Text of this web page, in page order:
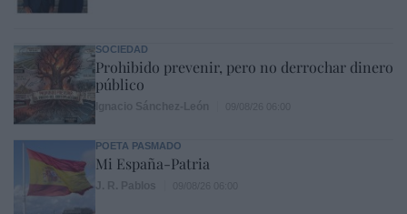
SOCIEDAD
Prohibido prevenir, pero no derrochar dinero
público
POETA PASMADO
Mi España-Patria